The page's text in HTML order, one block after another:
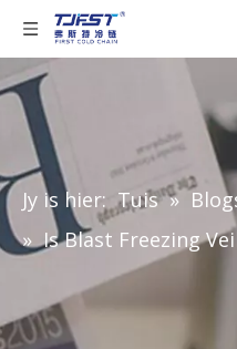
Jy is hier: Tuis »
» Is Blast Freezing